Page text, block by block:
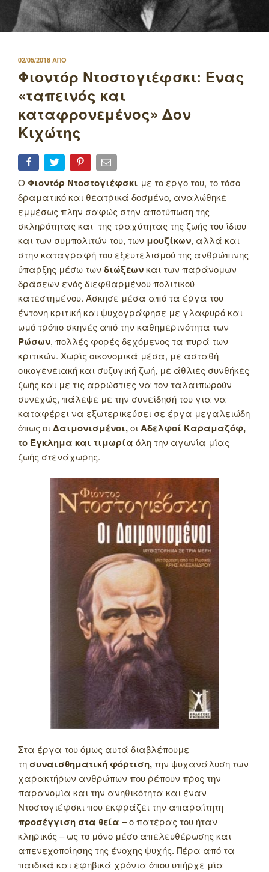
ΔΗΜΟΣΙΕΥΤΗΚΕ
ΣΤΙΣ
02/05/2018 ΑΠΟ
Φιοντόρ Ντοστογιέφσκι: Ένας
«ταπεινός και
καταφρονεμένος» Δον
Κιχώτης
Ο Φιοντόρ Ντοστογιέφσκι με το έργο του, το τόσο
δραματικό και θεατρικά δοσμένο, αναλώθηκε
εμμέσως πλην σαφώς στην αποτύπωση της
σκληρότητας και της τραχύτητας της ζωής του ίδιου
και των συμπολιτών του, των μουζίκων, αλλά και
στην καταγραφή του εξευτελισμού της ανθρώπινης
ύπαρξης μέσω των διώξεωνκαι των παράνομων
δράσεων ενός διεφθαρμένου πολιτικού
κατεστημένου. Άσκησε μέσα από τα έργα του
έντονη κριτική και ψυχογράφησε με γλαφυρό και
ωμό τρόπο σκηνές από την καθημερινότητα των
Ρώσων, πολλές φορές δεχόμενος τα πυρά των
κριτικών. Χωρίς οικονομικά μέσα, με ασταθή
οικογενειακή και συζυγική ζωή, με άθλιες συνθήκες
ζωής και με τις αρρώστιες να τον ταλαιπωρούν
συνεχώς, πάλεψε με την συνείδησή του για να
καταφέρει να εξωτερικεύσει σε έργα μεγαλειώδη
όπως οιΔαιμονισμένοι,οιΑδελφοί Καραμαζόφ,
το Έγκλημα και τιμωρία όλη την αγωνία μίας
ζωής στενάχωρης.
Στα έργα του όμως αυτά διαβλέπουμε
τη συναισθηματική φόρτιση, την ψυχανάλυση των
χαρακτήρων ανθρώπων που ρέπουν προς την
παρανομία και την ανηθικότητα και έναν
Ντοστογιέφσκι που εκφράζει την απαραίτητη
προσέγγιση στα θεία – ο πατέρας του ήταν
κληρικός – ως το μόνο μέσο απελευθέρωσης και
απενεχοποίησης της ένοχης ψυχής. Πέρα από τα
παιδικά και εφηβικά χρόνια όπου υπήρχε μία